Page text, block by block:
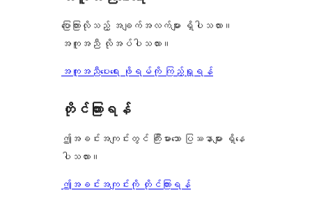
စောင်
ပြောကြားလိုသည့် အချက်အလက်များ ရှိပါသလား။
အကူအညီ လိုအပ်ပါသလား။
အကူအညီပေးရေး ဖိုရမ်ကို ကြည့်ရှုရန်
တိုင်ကြားရန်
ဤအခင်းအကျင်းတွင် ကြီးမားသော ပြဿနာများ ရှိနေ
ပါသလား။
ဤအခင်းအကျင်းကို တိုင်ကြားရန်